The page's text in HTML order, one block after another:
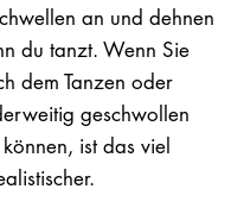
an und dehnen
du tanzt. Wenn Sie
dem Tanzen oder
geschwollen
ist das viel